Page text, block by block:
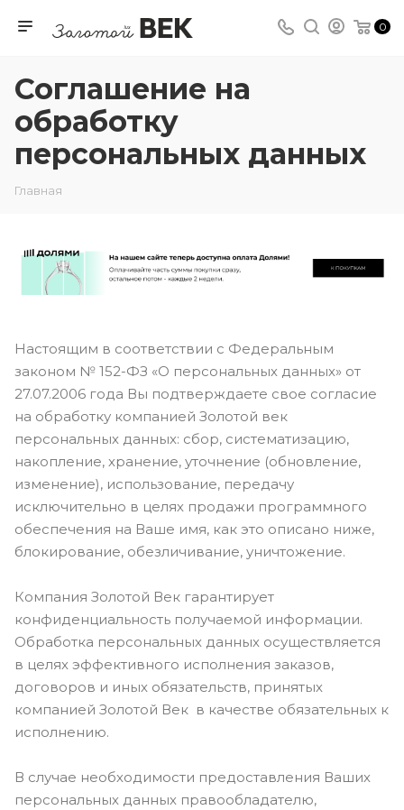
0
Соглашение на
обработку
персональных данных
Главная
Настоящим в соответствии с Федеральным
законом № 152-ФЗ «О персональных данных» от
27.07.2006 года Вы подтверждаете свое согласие
на обработку компанией Золотой век
персональных данных: сбор, систематизацию,
накопление, хранение, уточнение (обновление,
изменение), использование, передачу
исключительно в целях продажи программного
обеспечения на Ваше имя, как это описано ниже,
блокирование, обезличивание, уничтожение.
Компания Золотой Век гарантирует
конфиденциальность получаемой информации.
Обработка персональных данных осуществляется
в целях эффективного исполнения заказов,
договоров и иных обязательств, принятых
компанией Золотой Век в качестве обязательных к
исполнению.
В случае необходимости предоставления Ваших
персональных данных правообладателю,